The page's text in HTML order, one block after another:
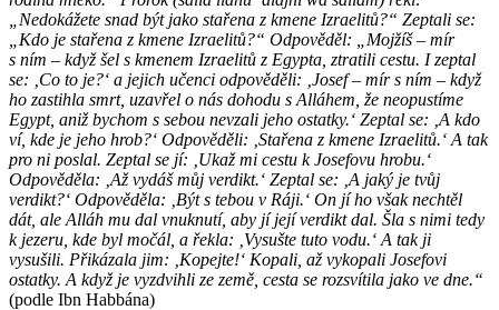
„Nedokážete snad být jako stařena z kmene Izraelitů?“ Zeptali se:
„Kdo je stařena z kmene Izraelitů?“ Odpověděl: „Mojžíš – mír
s ním – když šel s kmenem Izraelitů z Egypta, ztratili cestu. I zeptal
se: ‚Co to je?‘ a jejich učenci odpověděli: ‚Josef – mír s ním – když
ho zastihla smrt, uzavřel o nás dohodu s Alláhem, že neopustíme
Egypt, aniž bychom s sebou nevzali jeho ostatky.‘ Zeptal se: ‚A kdo
ví, kde je jeho hrob?‘ Odpověděli: ‚Stařena z kmene Izraelitů.‘ A tak
pro ni poslal. Zeptal se jí: ‚Ukaž mi cestu k Josefovu hrobu.‘
Odpověděla: ‚Až vydáš můj verdikt.‘ Zeptal se: ‚A jaký je tvůj
verdikt?‘ Odpověděla: ‚Být s tebou v Ráji.‘ On jí ho však nechtěl
dát, ale Alláh mu dal vnuknutí, aby jí její verdikt dal. Šla s nimi tedy
k jezeru, kde byl močál, a řekla: ‚Vysušte tuto vodu.‘ A tak ji
vysušili. Přikázala jim: ‚Kopejte!‘ Kopali, až vykopali Josefovi
ostatky. A když je vyzdvihli ze země, cesta se rozsvítila jako ve dne.“
(podle Ibn Habbána)